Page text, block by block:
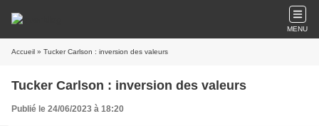
MENU
Accueil » Tucker Carlson : inversion des valeurs
Tucker Carlson : inversion des valeurs
Publié le 24/06/2023 à 18:20